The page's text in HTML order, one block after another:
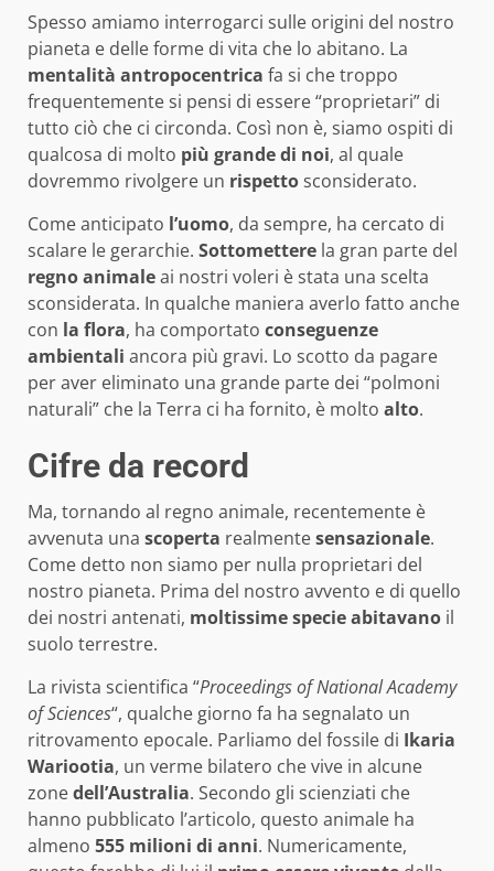
Spesso amiamo interrogarci sulle origini del nostro
pianeta e delle forme di vita che lo abitano. La
mentalità antropocentrica fa si che troppo
frequentemente si pensi di essere “proprietari” di
tutto ciò che ci circonda. Così non è, siamo ospiti di
qualcosa di molto più grande di noi, al quale
dovremmo rivolgere un rispettosconsiderato.
Come anticipato l’uomo, da sempre, ha cercato di
scalare le gerarchie. Sottomettere la gran parte del
regnoanimaleai nostri voleri è stata una scelta
sconsiderata. In qualche maniera averlo fatto anche
con la flora, ha comportato conseguenze
ambientali ancora più gravi. Lo scotto da pagare
per aver eliminato una grande parte dei “polmoni
naturali” che la Terra ci ha fornito, è molto alto.
Cifre da record
Ma, tornando al regno animale, recentemente è
avvenuta una scoperta realmentesensazionale.
Come detto non siamo per nulla proprietari del
nostro pianeta. Prima del nostro avvento e di quello
dei nostri antenati, moltissimespecieabitavano il
suolo terrestre.
La rivista scientifica “Proceedings of National Academy
of Sciences“, qualche giorno fa ha segnalato un
ritrovamento epocale. Parliamo del fossile di Ikaria
Wariootia, un verme bilatero che vive in alcune
zonedell’Australia. Secondo gli scienziati che
hanno pubblicato l’articolo, questo animale ha
almeno 555 milioni di anni. Numericamente,